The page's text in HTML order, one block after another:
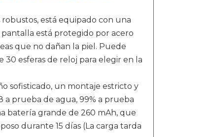
está equipado con una
pantalla está protegido por acero
que no dañan la piel. Puede
esferas de reloj para elegir en la
sofisticado, un montaje estricto y
a prueba de agua, 99% a prueba
batería grande de 260 mAh, que
durante 15 días (La carga tarda